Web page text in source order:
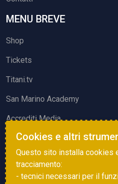
MENU BREVE
Shop
Tickets
Titani.tv
San Marino Academy
Accrediti Media
ATTIVITÀ ED EVENTI
Squadre di Calcio
Associazione Sammarinese
Cookies e altri
Questo sito installa cookies
tracciamento:
- tecnici necessari per il